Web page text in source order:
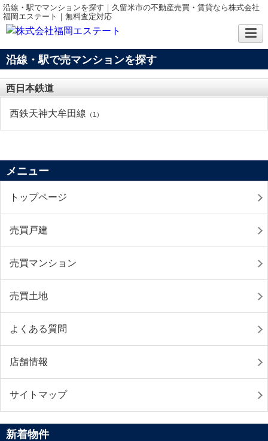
沿線・駅でマンションを探す｜久留米市の不動産売買・賃貸なら株式会社
福岡エステート｜無料査定対応
沿線・駅で売マンションを探す
西日本鉄道
西鉄天神大牟田線 （1）
メニュー
トップページ
売買戸建
売買マンション
売買土地
よくある質問
店舗情報
サイトマップ
新着物件